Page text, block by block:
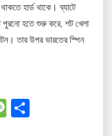
হার্ড থাকে। ব্যাটে
হতে শুরু করে, শট খেলা
তার উপর ভারতের স্পিন
Message